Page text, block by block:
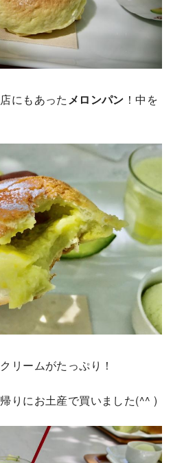
にもあったメロンパン ！中を
リームがたっぷり！
りにお土産で買いました(^^ )